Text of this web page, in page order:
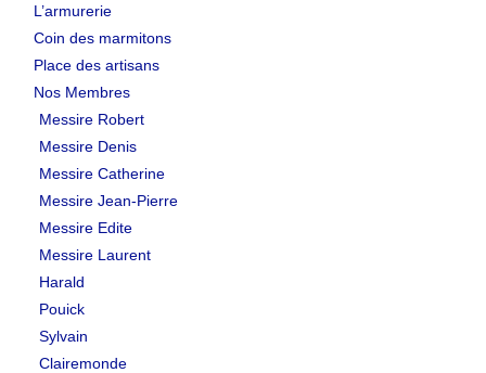
TUTORIELS
Braies non cousues
Coiffe pour dames
Fabrication de pinceaux
Liens utiles
Liens des amis
CONTACT
L’armurerie
Coin des marmitons
Place des artisans
Nos Membres
Messire Robert
Messire Denis
Messire Catherine
Messire Jean-Pierre
Messire Edite
Messire Laurent
Harald
Pouick
Sylvain
Clairemonde